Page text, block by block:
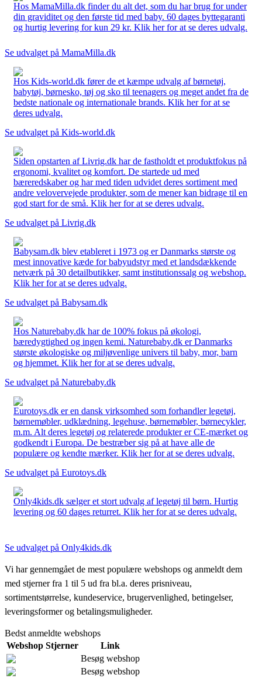
Hos MamaMilla.dk finder du alt det, som du har brug for under
din graviditet og den første tid med baby. 60 dages byttegaranti
og hurtig levering for kun 29 kr. Klik her for at se deres udvalg.
Se udvalget på MamaMilla.dk
Hos Kids-world.dk fører de et kæmpe udvalg af børnetøj,
babytøj, børnesko, tøj og sko til teenagers og meget andet fra de
bedste nationale og internationale brands. Klik her for at se
deres udvalg.
Se udvalget på Kids-world.dk
Siden opstarten af Livrig.dk har de fastholdt et produktfokus på
ergonomi, kvalitet og komfort. De startede ud med
bæreredskaber og har med tiden udvidet deres sortiment med
andre velovervejede produkter, som de mener kan bidrage til en
god start for de små. Klik her for at se deres udvalg.
Se udvalget på Livrig.dk
Babysam.dk blev etableret i 1973 og er Danmarks største og
mest innovative kæde for babyudstyr med et landsdækkende
netværk på 30 detailbutikker, samt institutionssalg og webshop.
Klik her for at se deres udvalg.
Se udvalget på Babysam.dk
Hos Naturebaby.dk har de 100% fokus på økologi,
bæredygtighed og ingen kemi. Naturebaby.dk er Danmarks
største økologiske og miljøvenlige univers til baby, mor, barn
og hjemmet. Klik her for at se deres udvalg.
Se udvalget på Naturebaby.dk
Eurotoys.dk er en dansk virksomhed som forhandler legetøj,
børnemøbler, udklædning, legehuse, børnemøbler, børnecykler,
m.m. Alt deres legetøj og relaterede produkter er CE-mærket og
godkendt i Europa. De bestræber sig på at have alle de
populære og kendte mærker. Klik her for at se deres udvalg.
Se udvalget på Eurotoys.dk
Only4kids.dk sælger et stort udvalg af legetøj til børn. Hurtig
levering og 60 dages returret. Klik her for at se deres udvalg.
Se udvalget på Only4kids.dk
Vi har gennemgået de mest populære webshops og anmeldt dem
med stjerner fra 1 til 5 ud fra bl.a. deres prisniveau,
sortimentstørrelse, kundeservice, brugervenlighed, betingelser,
leveringsformer og betalingsmuligheder.
Bedst anmeldte webshops
Webshop Stjerner
Link
Besøg webshop
Besøg webshop